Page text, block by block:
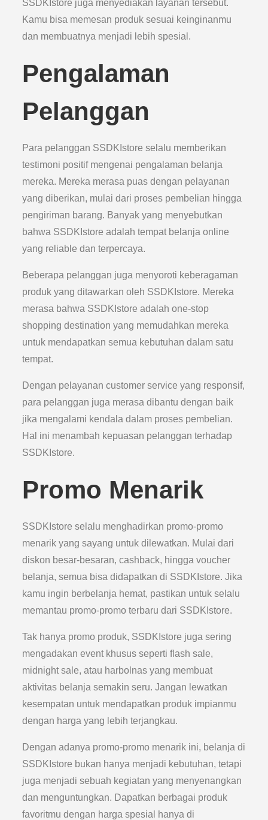
SSDKIstore juga menyediakan layanan tersebut.
Kamu bisa memesan produk sesuai keinginanmu
dan membuatnya menjadi lebih spesial.
Pengalaman
Pelanggan
Para pelanggan SSDKIstore selalu memberikan
testimoni positif mengenai pengalaman belanja
mereka. Mereka merasa puas dengan pelayanan
yang diberikan, mulai dari proses pembelian hingga
pengiriman barang. Banyak yang menyebutkan
bahwa SSDKIstore adalah tempat belanja online
yang reliable dan terpercaya.
Beberapa pelanggan juga menyoroti keberagaman
produk yang ditawarkan oleh SSDKIstore. Mereka
merasa bahwa SSDKIstore adalah one-stop
shopping destination yang memudahkan mereka
untuk mendapatkan semua kebutuhan dalam satu
tempat.
Dengan pelayanan customer service yang responsif,
para pelanggan juga merasa dibantu dengan baik
jika mengalami kendala dalam proses pembelian.
Hal ini menambah kepuasan pelanggan terhadap
SSDKIstore.
Promo Menarik
SSDKIstore selalu menghadirkan promo-promo
menarik yang sayang untuk dilewatkan. Mulai dari
diskon besar-besaran, cashback, hingga voucher
belanja, semua bisa didapatkan di SSDKIstore. Jika
kamu ingin berbelanja hemat, pastikan untuk selalu
memantau promo-promo terbaru dari SSDKIstore.
Tak hanya promo produk, SSDKIstore juga sering
mengadakan event khusus seperti flash sale,
midnight sale, atau harbolnas yang membuat
aktivitas belanja semakin seru. Jangan lewatkan
kesempatan untuk mendapatkan produk impianmu
dengan harga yang lebih terjangkau.
Dengan adanya promo-promo menarik ini, belanja di
SSDKIstore bukan hanya menjadi kebutuhan, tetapi
juga menjadi sebuah kegiatan yang menyenangkan
dan menguntungkan. Dapatkan berbagai produk
favoritmu dengan harga spesial hanya di